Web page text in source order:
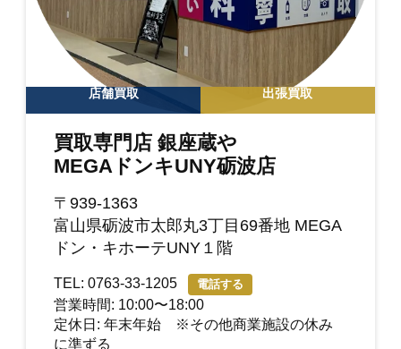
店舗買取 出張買取
買取専門店 銀座蔵や
MEGAドンキUNY砺波店
〒939-1363
富山県砺波市太郎丸3丁目69番地 MEGA
ドン・キホーテUNY１階
TEL: 0763-33-1205 電話する
営業時間: 10:00〜18:00
定休日: 年末年始 ※その他商業施設の休み
に準ずる